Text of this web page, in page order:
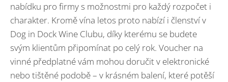
nabídku pro firmy s možnostmi pro každý rozpočet i
charakter. Kromě vína letos proto nabízí i členství v
Dog in Dock Wine Clubu, díky kterému se budete
svým klientům připomínat po celý rok. Voucher na
vinné předplatné vám mohou doručit v elektronické
nebo tištěné podobě – v krásném balení, které potěší